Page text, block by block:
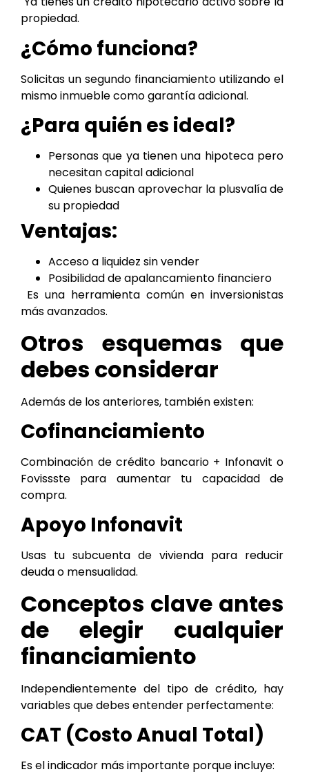
propiedad.
¿Cómo funciona?
Solicitas un segundo financiamiento utilizando el
mismo inmueble como garantía adicional.
¿Para quién es ideal?
Personas que ya tienen una hipoteca pero
necesitan capital adicional
Quienes buscan aprovechar la plusvalía de
su propiedad
Ventajas:
Acceso a liquidez sin vender
Posibilidad de apalancamiento financiero
Es una herramienta común en inversionistas
más avanzados.
Otros esquemas que
debes considerar
Además de los anteriores, también existen:
Cofinanciamiento
Combinación de crédito bancario + Infonavit o
Fovissste para aumentar tu capacidad de
compra.
Apoyo Infonavit
Usas tu subcuenta de vivienda para reducir
deuda o mensualidad.
Conceptos clave antes
de elegir cualquier
financiamiento
Independientemente del tipo de crédito, hay
variables que debes entender perfectamente:
CAT (Costo Anual Total)
Es el indicador más importante porque incluye: